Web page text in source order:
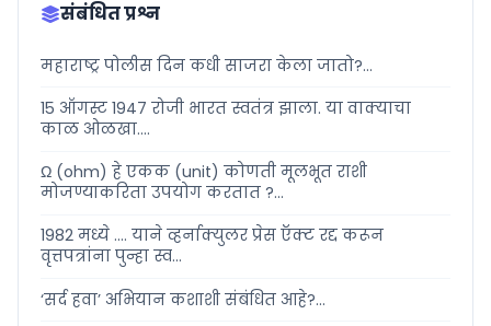
संबंधित प्रश्न
महाराष्ट्र पोलीस दिन कधी साजरा केला जातो?...
15 ऑगस्ट 1947 रोजी भारत स्वतंत्र झाला. या वाक्याचा
काळ ओळखा....
Ω (ohm) हे एकक (unit) कोणती मूलभूत राशी
मोजण्याकरिता उपयोग करतात ?...
1982 मध्ये .... याने व्हर्नाक्युलर प्रेस ऍक्ट रद्द करून
वृत्तपत्रांना पुन्हा स्व...
‘सर्द हवा’ अभियान कशाशी संबंधित आहे?...